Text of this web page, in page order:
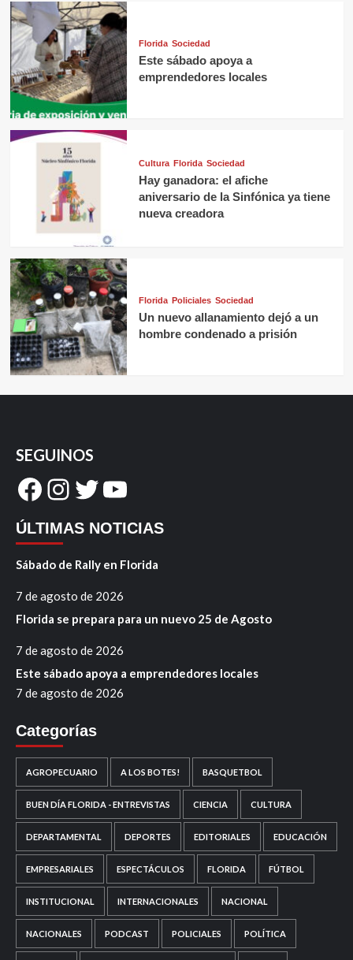
Florida Sociedad
Este sábado apoya a
emprendedores locales
Cultura Florida Sociedad
Hay ganadora: el afiche
aniversario de la Sinfónica ya tiene
nueva creadora
Florida Policiales Sociedad
Un nuevo allanamiento dejó a un
hombre condenado a prisión
SEGUINOS
Facebook
Instagram
Twitter
YouTube
ÚLTIMAS NOTICIAS
Sábado de Rally en Florida
7 de agosto de 2026
Florida se prepara para un nuevo 25 de Agosto
7 de agosto de 2026
Este sábado apoya a emprendedores locales
7 de agosto de 2026
Categorías
AGROPECUARIO A LOS BOTES! BASQUETBOL
BUEN DÍA FLORIDA - ENTREVISTAS CIENCIA CULTURA
DEPARTAMENTAL DEPORTES EDITORIALES EDUCACIÓN
EMPRESARIALES ESPECTÁCULOS FLORIDA FÚTBOL
INSTITUCIONAL INTERNACIONALES NACIONAL
NACIONALES PODCAST POLICIALES POLÍTICA